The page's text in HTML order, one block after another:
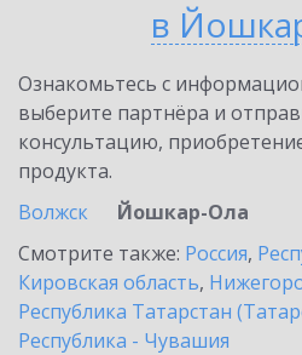
в
Ознакомьтесь с
выберите партнёра и
консультацию,
продукта.
Волжск
Йошкар-Ола
Смотрите также: Россия,
Кировская область,
Республика Татарстан
Республика - Чувашия